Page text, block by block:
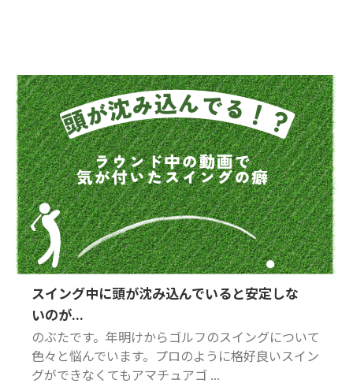
スイング中に頭が沈み込んでいると安定しな
いのが...
のぶたです。年明けからゴルフのスイングについて
色々と悩んでいます。プロのように格好良いスイン
グができなくてもアマチュアゴ ...